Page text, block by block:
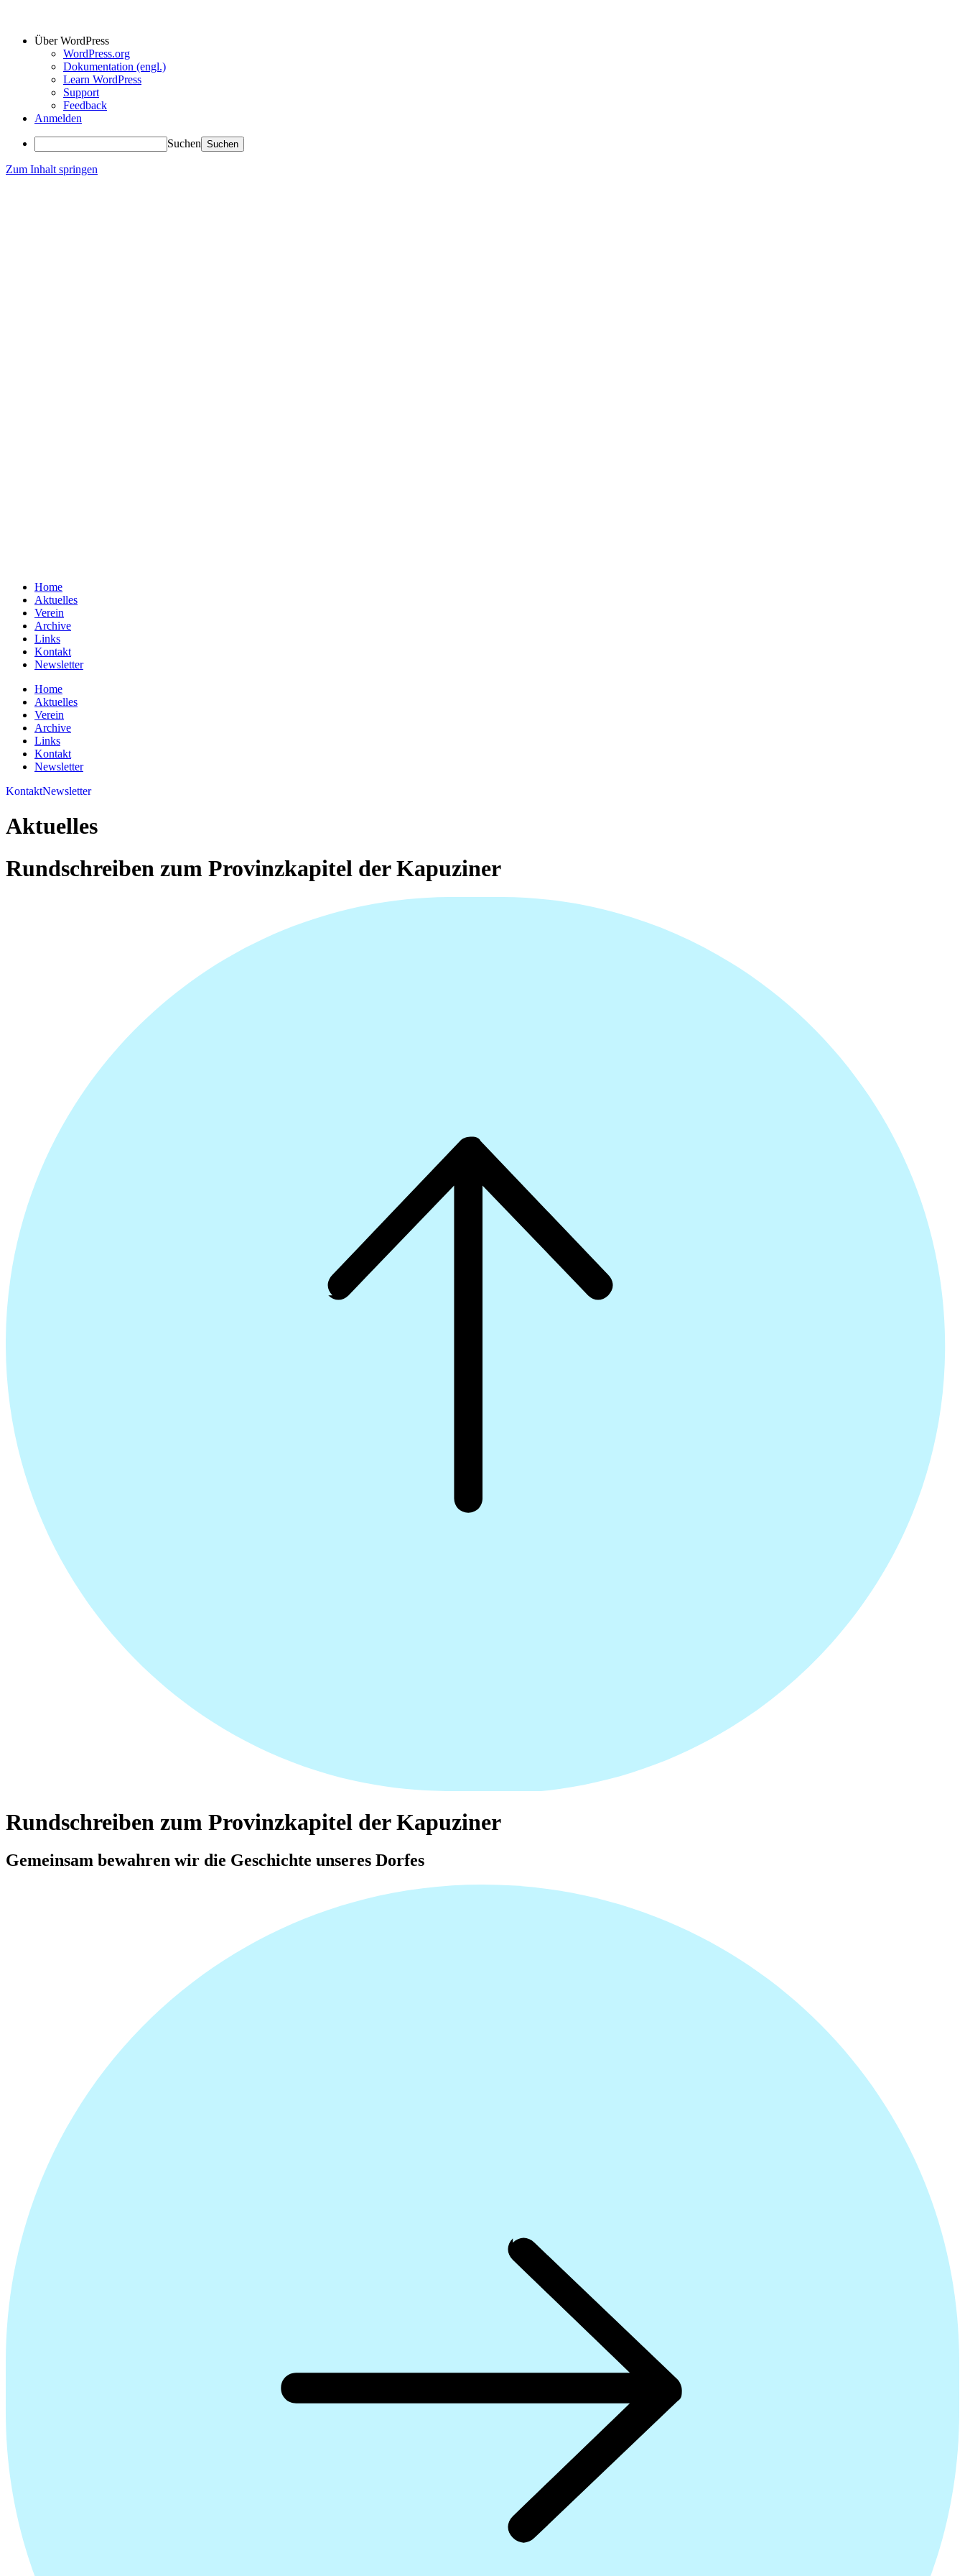
Über WordPress
WordPress.org
Dokumentation (engl.)
Learn WordPress
Support
Feedback
Anmelden
Suchen
Zum Inhalt springen
Home
Aktuelles
Verein
Archive
Links
Kontakt
Newsletter
Home
Aktuelles
Verein
Archive
Links
Kontakt
Newsletter
KontaktNewsletter
Aktuelles
Rundschreiben zum Provinzkapitel der Kapuziner
Rundschreiben zum Provinzkapitel der Kapuziner
Gemeinsam bewahren wir die Geschichte unseres Dorfes